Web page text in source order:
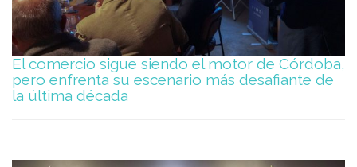
El comercio sigue siendo el motor de Córdoba,
pero enfrenta su escenario más desafiante de
la última década